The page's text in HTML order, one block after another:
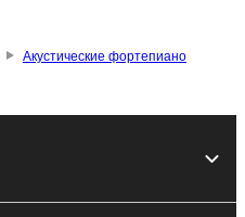
Акустические фортепиано